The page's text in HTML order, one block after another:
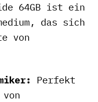
64GB ist ein
das sich
von
Perfekt